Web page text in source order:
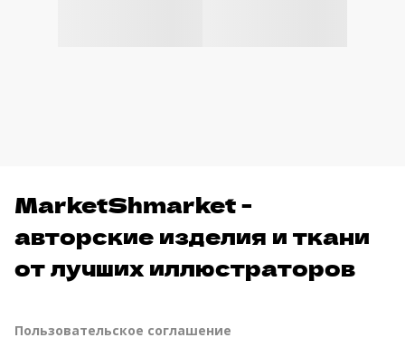
MarketShmarket -
авторские изделия и ткани
от лучших иллюстраторов
Пользовательское соглашение